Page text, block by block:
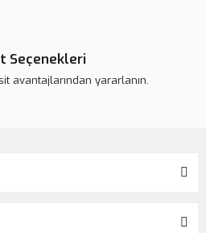
Seçenekleri
avantajlarından yararlanın.